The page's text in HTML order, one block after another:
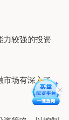
力较强的投资
市场有深入了